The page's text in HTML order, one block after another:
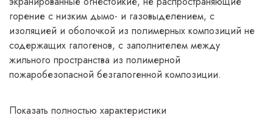
горение с низким дымо- и газовыделением, с
изоляцией и оболочкой из полимерных композиций не
содержащих галогенов, с заполнителем между
жильного пространства из полимерной
пожаробезопасной безгалогенной композиции.
Показать полностью характеристики